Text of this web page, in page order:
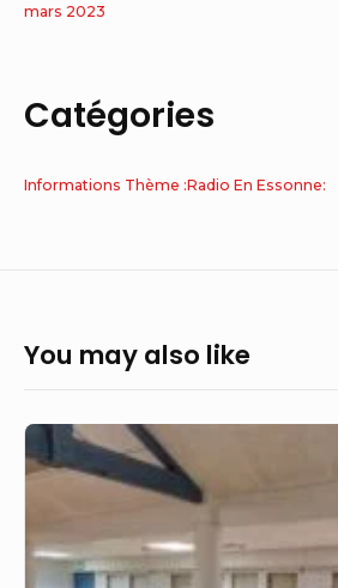
mars 2023
Catégories
Informations Thème :Radio En Essonne:
You may also like
« J’ai
toujours
dans
la